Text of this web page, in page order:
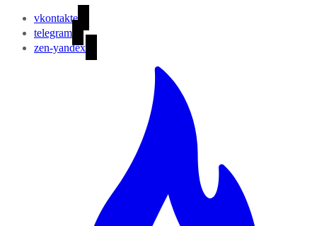
vkontakte
telegram
zen-yandex